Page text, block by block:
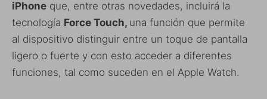
iPhone que, entre otras novedades, incluirá la
tecnología Force Touch, una función que permite
al dispositivo distinguir entre un toque de pantalla
ligero o fuerte y con esto acceder a diferentes
funciones, tal como suceden en el Apple Watch.